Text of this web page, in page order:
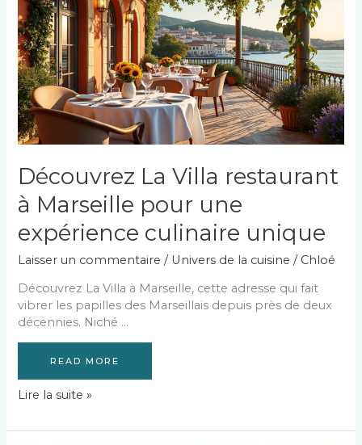
Découvrez La Villa restaurant
à Marseille pour une
expérience culinaire unique
Laisser un commentaire / Univers de la cuisine / Chloé
Découvrez La Villa à Marseille, cette adresse qui fait
vibrer les papilles des Marseillais depuis près de deux
décennies. Niché …
READ MORE
Découvrez
Villa
Lire la suite »